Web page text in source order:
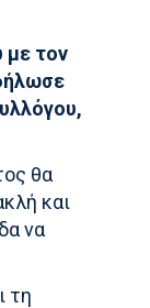
με τον
θα
και
να
τη